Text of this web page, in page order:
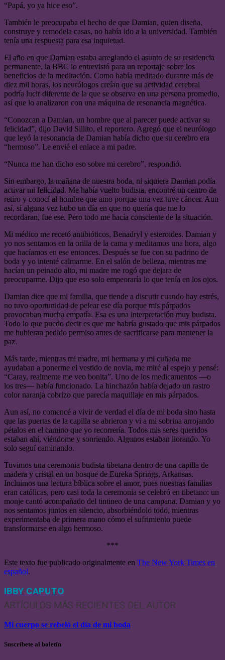
“Papá, yo ya hice eso”.
También le preocupaba el hecho de que Damian, quien diseña,
construye y remodela casas, no había ido a la universidad. También
tenía una respuesta para esa inquietud.
El año en que Damian estaba arreglando el asunto de su residencia
permanente, la BBC lo entrevistó para un reportaje sobre los
beneficios de la meditación. Como había meditado durante más de
diez mil horas, los neurólogos creían que su actividad cerebral
podría lucir diferente de la que se observa en una persona promedio,
así que lo analizaron con una máquina de resonancia magnética.
“Conozcan a Damian, un hombre que al parecer puede activar su
felicidad”, dijo David Sillito, el reportero. Agregó que el neurólogo
que leyó la resonancia de Damian había dicho que su cerebro era
“hermoso”. Le envié el enlace a mi padre.
“Nunca me han dicho eso sobre mi cerebro”, respondió.
Sin embargo, la mañana de nuestra boda, ni siquiera Damian podía
activar mi felicidad. Me había vuelto budista, encontré un centro de
retiro y conocí al hombre que amo porque una vez tuve cáncer. Aun
así, si alguna vez hubo un día en que no quería que me lo
recordaran, fue ese. Pero todo me hacía consciente de la situación.
Mi médico me recetó antibióticos, Benadryl y esteroides. Damian y
yo nos sentamos en la orilla de la cama y meditamos una hora, algo
que hacíamos en ese entonces. Después se fue con su padrino de
boda y yo intenté calmarme. En el salón de belleza, mientras me
hacían un peinado alto, mi madre me rogó que dejara de
preocuparme. Dijo que eso solo empeoraría lo que tenía en los ojos.
Damian dice que mi familia, que tiende a discutir cuando hay estrés,
no tuvo oportunidad de pelear ese día porque mis párpados
provocaban mucha empatía. Esa es una interpretación muy budista.
Todo lo que puedo decir es que me habría gustado que mis párpados
me hubieran pedido permiso antes de sacrificarse para mantener la
paz.
Más tarde, mientras mi madre, mi hermana y mi cuñada me
ayudaban a ponerme el vestido de novia, me miré al espejo y pensé:
“Caray, realmente me veo bonita”. Uno de los medicamentos —o
los tres— había funcionado. La hinchazón había dejado un rastro
color naranja cobrizo que parecía maquillaje en mis párpados.
Aun así, no comencé a vivir de verdad el día de mi boda sino hasta
que las puertas de la capilla se abrieron y vi a mi sobrina arrojando
pétalos en el camino que yo recorrería. Todos mis seres queridos
estaban ahí, viéndome y sonriendo. Algunos estaban llorando. Yo
solo seguí caminando.
Tuvimos una ceremonia budista tibetana dentro de una capilla de
madera y cristal en un bosque de Eureka Springs, Arkansas.
Incluimos una lectura bíblica sobre el amor, pues nuestras familias
eran católicas, pero casi toda la ceremonia se celebró en tibetano: un
monje cantó acompañado del tintineo de una campana. Damian y yo
nos sentamos juntos en silencio, absorbiéndolo todo, mientras
experimentaba de primera mano cómo el sufrimiento puede
transformarse en algo hermoso.
***
Este texto fue publicado originalmente en The New York Times en
español.
IBBY CAPUTO
ARTÍCULOS MÁS RECIENTES DEL AUTOR
Mi cuerpo se rebeló el día de mi boda
Suscríbete al boletín